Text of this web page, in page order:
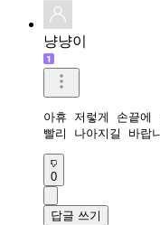
냥냥이
아휴 저렇게 손끝에
빨리 나아지길 바랍
0
답글 쓰기